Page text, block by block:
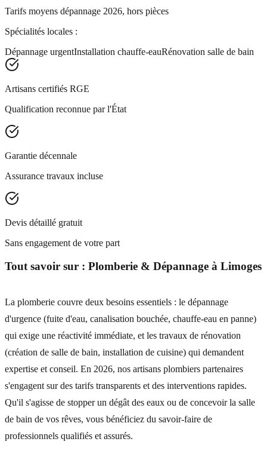
Tarifs moyens dépannage 2026, hors pièces
Spécialités locales :
Dépannage urgentInstallation chauffe-eauRénovation salle de bain
Artisans certifiés RGE
Qualification reconnue par l'État
Garantie décennale
Assurance travaux incluse
Devis détaillé gratuit
Sans engagement de votre part
Tout savoir sur : Plomberie & Dépannage à Limoges
La plomberie couvre deux besoins essentiels : le dépannage
d'urgence (fuite d'eau, canalisation bouchée, chauffe-eau en panne)
qui exige une réactivité immédiate, et les travaux de rénovation
(création de salle de bain, installation de cuisine) qui demandent
expertise et conseil. En 2026, nos artisans plombiers partenaires
s'engagent sur des tarifs transparents et des interventions rapides.
Qu'il s'agisse de stopper un dégât des eaux ou de concevoir la salle
de bain de vos rêves, vous bénéficiez du savoir-faire de
professionnels qualifiés et assurés.